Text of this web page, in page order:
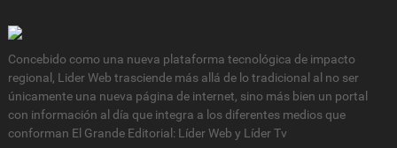
Concebido como una nueva plataforma tecnológica de impacto
regional, Lider Web trasciende más allá de lo tradicional al no ser
únicamente una nueva página de internet, sino más bien un portal
con información al día que integra a los diferentes medios que
conforman El Grande Editorial: Líder Web y Líder Tv